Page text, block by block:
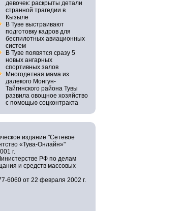
девочек: раскрыты детали
странной трагедии в
Кызыле
В Туве выстраивают
подготовку кадров для
беспилотных авиационных
систем
В Туве появятся сразу 5
новых ангарных
спортивных залов
Многодетная мама из
далекого Монгун-
Тайгинского района Тувы
развила овощное хозяйство
с помощью соцконтракта
издание "Сетевое
«Тува-Онлайн»"
г.
РФ по делам
и средств массовых
6060 от 22 февраля 2002 г.